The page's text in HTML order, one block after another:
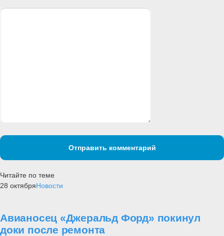
Отправить комментарий
Читайте по теме
28 октябряНовости
Авианосец «Джеральд Форд» покинул
доки после ремонта